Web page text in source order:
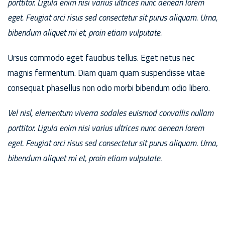
eget. Feugiat orci risus sed consectetur sit purus aliquam. Urna,
bibendum aliquet mi et, proin etiam vulputate.
Ursus commodo eget faucibus tellus. Eget netus nec
magnis fermentum. Diam quam quam suspendisse vitae
consequat phasellus non odio morbi bibendum odio libero.
Vel nisl, elementum viverra sodales euismod convallis nullam
porttitor. Ligula enim nisi varius ultrices nunc aenean lorem
eget. Feugiat orci risus sed consectetur sit purus aliquam. Urna,
bibendum aliquet mi et, proin etiam vulputate.